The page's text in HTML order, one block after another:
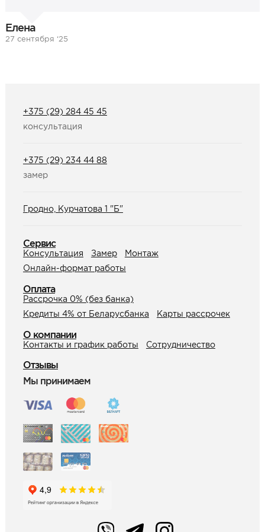
Елена
27 сентября ‘25
+375 (29) 284 45 45
консультация
+375 (29) 234 44 88
замер
Гродно, Курчатова 1 "Б"
Сервис
Консультация Замер
Монтаж
Онлайн-формат работы
Оплата
Рассрочка 0% (без банка)
Кредиты 4% от Беларусбанка
Карты рассрочек
О компании
Контакты и график работы Сотрудничество
Отзывы
Мы принимаем